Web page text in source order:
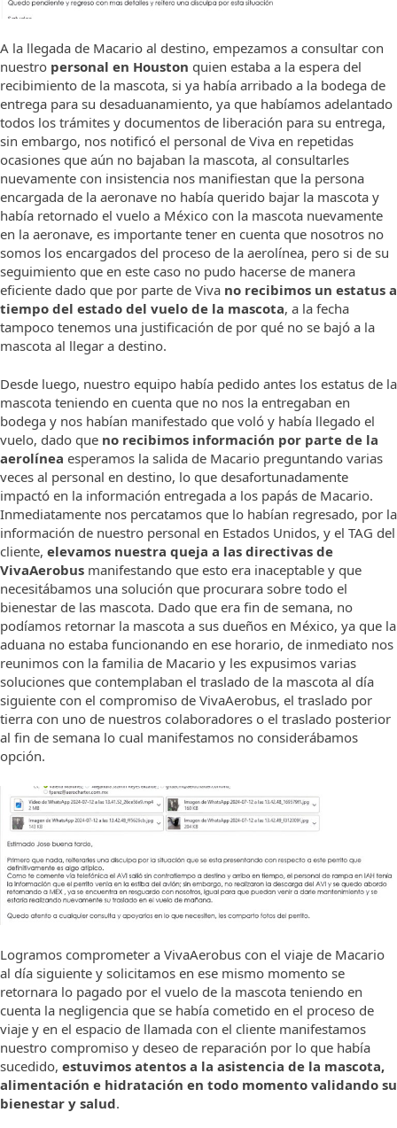
A la llegada de Macario al destino, empezamos a consultar con
nuestro personal en Houston quien estaba a la espera del
recibimiento de la mascota, si ya había arribado a la bodega de
entrega para su desaduanamiento, ya que habíamos adelantado
todos los trámites y documentos de liberación para su entrega,
sin embargo, nos notificó el personal de Viva en repetidas
ocasiones que aún no bajaban la mascota, al consultarles
nuevamente con insistencia nos manifiestan que la persona
encargada de la aeronave no había querido bajar la mascota y
había retornado el vuelo a México con la mascota nuevamente
en la aeronave, es importante tener en cuenta que nosotros no
somos los encargados del proceso de la aerolínea, pero si de su
seguimiento que en este caso no pudo hacerse de manera
eficiente dado que por parte de Viva no recibimos un estatus a
tiempo del estado del vuelo de la mascota, a la fecha
tampoco tenemos una justificación de por qué no se bajó a la
mascota al llegar a destino.
Desde luego, nuestro equipo había pedido antes los estatus de la
mascota teniendo en cuenta que no nos la entregaban en
bodega y nos habían manifestado que voló y había llegado el
vuelo, dado que no recibimos información por parte de la
aerolínea esperamos la salida de Macario preguntando varias
veces al personal en destino, lo que desafortunadamente
impactó en la información entregada a los papás de Macario.
Inmediatamente nos percatamos que lo habían regresado, por la
información de nuestro personal en Estados Unidos, y el TAG del
cliente, elevamos nuestra queja a las directivas de
VivaAerobus manifestando que esto era inaceptable y que
necesitábamos una solución que procurara sobre todo el
bienestar de las mascota. Dado que era fin de semana, no
podíamos retornar la mascota a sus dueños en México, ya que la
aduana no estaba funcionando en ese horario, de inmediato nos
reunimos con la familia de Macario y les expusimos varias
soluciones que contemplaban el traslado de la mascota al día
siguiente con el compromiso de VivaAerobus, el traslado por
tierra con uno de nuestros colaboradores o el traslado posterior
al fin de semana lo cual manifestamos no considerábamos
opción.
Logramos comprometer a VivaAerobus con el viaje de Macario
al día siguiente y solicitamos en ese mismo momento se
retornara lo pagado por el vuelo de la mascota teniendo en
cuenta la negligencia que se había cometido en el proceso de
viaje y en el espacio de llamada con el cliente manifestamos
nuestro compromiso y deseo de reparación por lo que había
sucedido, estuvimos atentos a la asistencia de la mascota,
alimentación e hidratación en todo momento validando su
bienestar y salud.